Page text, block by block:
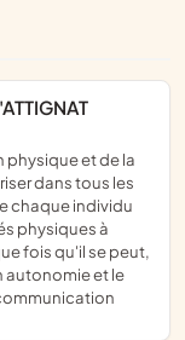
dans tous les
chaque individu
physiques à
fois qu'il se peut,
autonomie et le